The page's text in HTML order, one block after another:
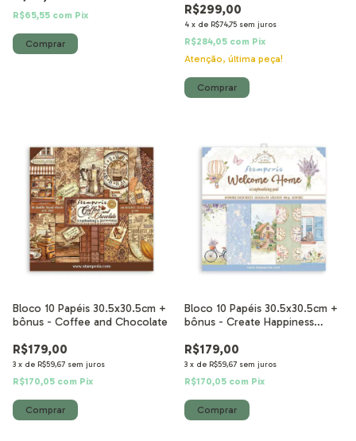
R$65,55 com Pix R$299,00
4 x de R$74,75 sem juros
R$284,05 com Pix
Atenção, última peça!
Bloco 10 Papéis 30.5x30.5cm +
bônus - Coffee and Chocolate
R$179,00
3 x de R$59,67 sem juros
R$170,05 com Pix
Bloco 10 Papéis 30.5x30.5cm +
bônus - Create Happiness
R$179,00
3 x de R$59,67 sem juros
R$170,05 com Pix